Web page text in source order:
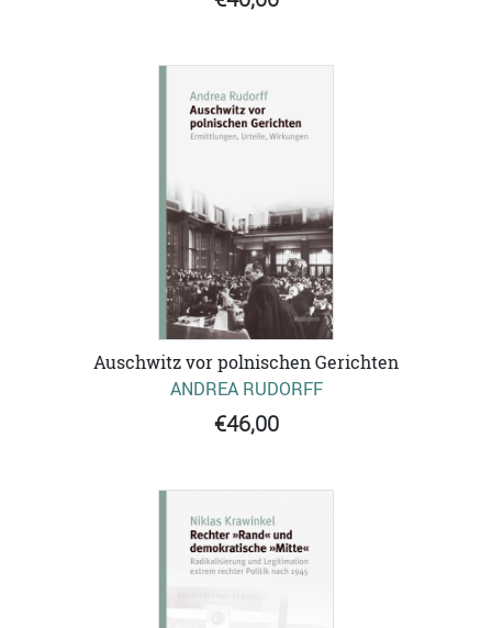
Auschwitz vor polnischen Gerichten
ANDREA RUDORFF
€46,00